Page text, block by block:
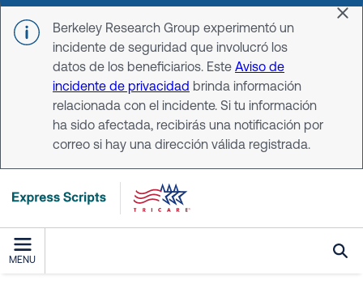
Skip to main content
Berkeley Research Group experimentó un
incidente de seguridad que involucró los
datos de los beneficiarios. Este Aviso de
incidente de privacidad brinda información
relacionada con el incidente. Si tu información
ha sido afectada, recibirás una notificación por
correo si hay una dirección válida registrada.
MENU